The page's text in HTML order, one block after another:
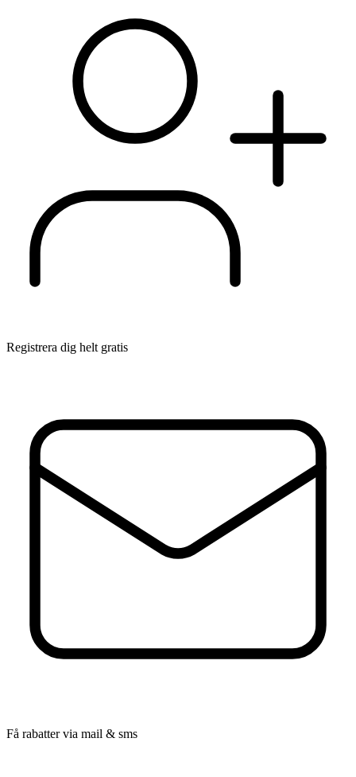
Registrera dig helt gratis
Få rabatter via mail & sms